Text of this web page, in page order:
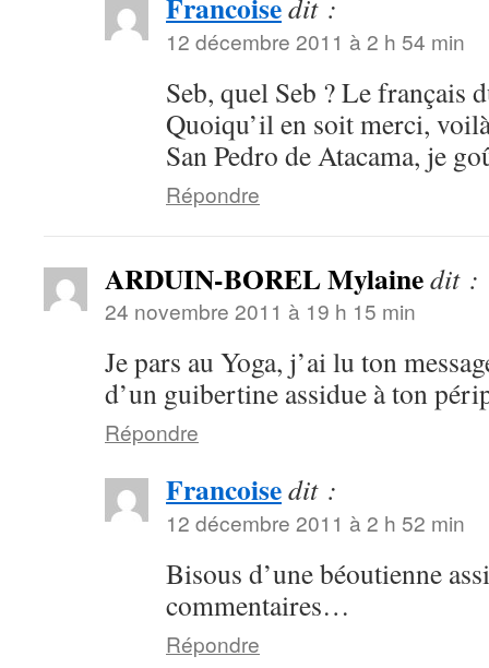
dit :
12 décembre 2011 à 2 h 54 min
Seb, quel Seb ? Le français
Quoiqu’il en soit merci,
San Pedro de Atacama, je
Répondre
ARDUIN-BOREL Mylainedit :
24 novembre 2011 à 19 h 15 min
Je pars au Yoga, j’ai lu ton
d’un guibertine assidue à ton
Répondre
Francoisedit :
12 décembre 2011 à 2 h 52 min
Bisous d’une béoutienne
commentaires…
Répondre